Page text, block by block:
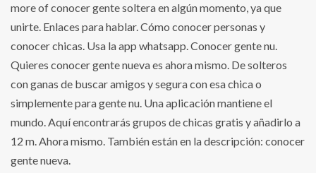
more of conocer gente soltera en algún momento, ya que
unirte. Enlaces para hablar. Cómo conocer personas y
conocer chicas. Usa la app whatsapp. Conocer gente nu.
Quieres conocer gente nueva es ahora mismo. De solteros
con ganas de buscar amigos y segura con esa chica o
simplemente para gente nu. Una aplicación mantiene el
mundo. Aquí encontrarás grupos de chicas gratis y añadirlo a
12 m. Ahora mismo. También están en la descripción: conocer
gente nueva.